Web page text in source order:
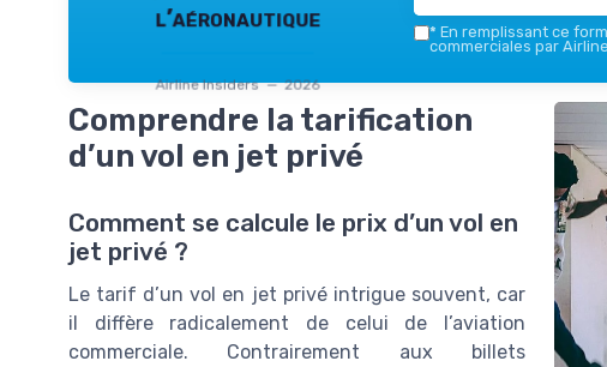
l’aéronautique
Airline Insiders — 2026
* En remplissant ce
commerciales par
Comprendre la tarification
d’un vol en jet privé
Comment se calcule le prix d’un vol en
jet privé ?
Le tarif d’un vol en jet privé intrigue souvent, car
il diffère radicalement de celui de l’aviation
commerciale. Contrairement aux billets